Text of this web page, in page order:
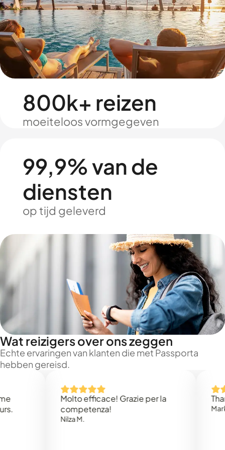
800k+ reizen
moeiteloos vormgegeven
99,9% van de
diensten
op tijd geleverd
Wat reizigers over ons zeggen
Echte ervaringen van klanten die met Passporta
hebben gereisd.
Molto efficace! Grazie per la
competenza!
Thank
Mark N.